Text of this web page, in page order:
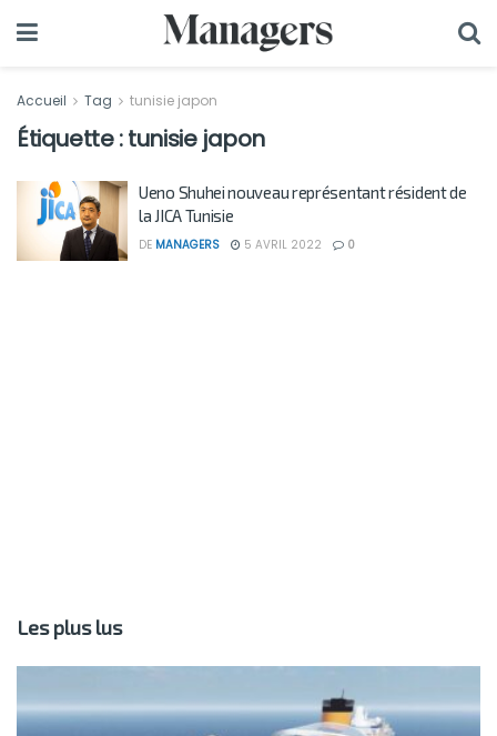
Accueil Tag tunisie japon
Étiquette :tunisie japon
Ueno Shuhei nouveau représentant résident de
la JICA Tunisie
DE MANAGERS 5 AVRIL 2022 0
Les plus lus